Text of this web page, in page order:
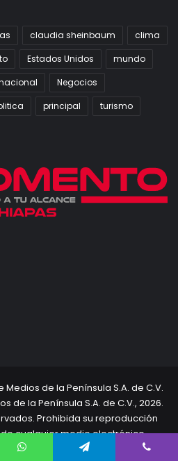
claudia sheinbaum
clima
Estados Unidos
mundo
Negocios
principal
turismo
de la Península S.A. de C.V.
de la Península S.A. de C.V., 2026.
Prohibida su reproducción
cualquier medio electrónico.
Legales Directorio